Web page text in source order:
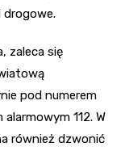
drogowe.
zaleca się
pod numerem
112. W
również dzwonić